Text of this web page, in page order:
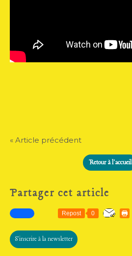
« Article précédent
Retour à l'accueil
Partager cet article
Repost 0
S'inscrire à la newsletter